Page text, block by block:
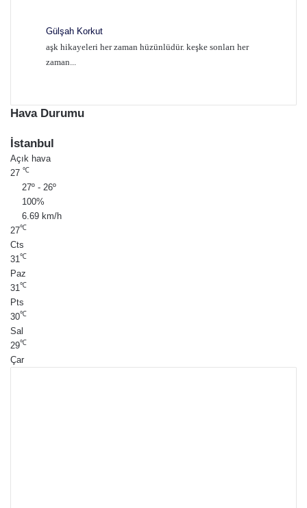
Gülşah Korkut
aşk hikayeleri her zaman hüzünlüdür. keşke sonları her
zaman...
Hava Durumu
İstanbul
Açık hava
27 ℃
27º - 26º
100%
6.69 km/h
27℃
Cts
31℃
Paz
31℃
Pts
30℃
Sal
29℃
Çar